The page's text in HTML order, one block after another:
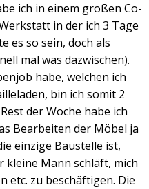
ich in einem großen Co-
in der ich 3 Tage
es so sein, doch als
mal was dazwischen).
habe, welchen ich
bin ich somit 2
der Woche habe ich
Bearbeiten der Möbel ja
einzige Baustelle ist,
kleine Mann schläft, mich
etc. zu beschäftigen. Die